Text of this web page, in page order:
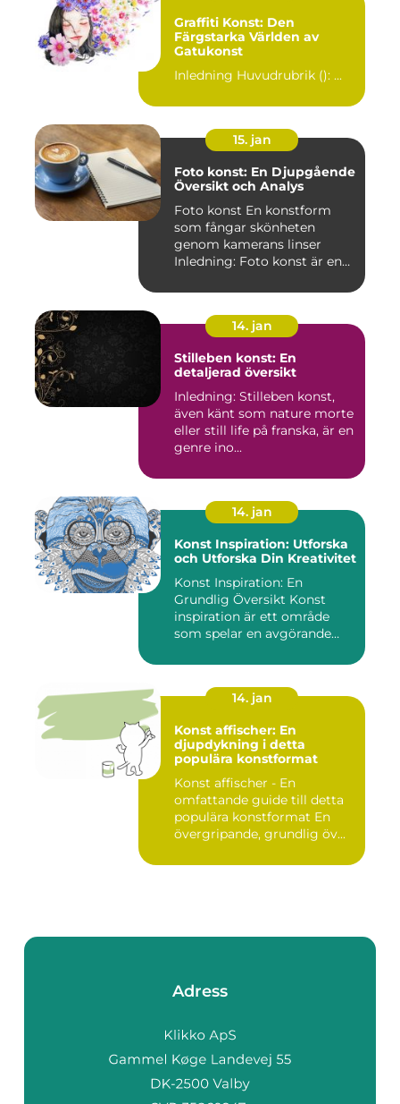
Graffiti Konst: Den
Färgstarka Världen av
Gatukonst
Inledning Huvudrubrik (): ...
15. jan
Foto konst: En Djupgående
Översikt och Analys
Foto konst En konstform
som fångar skönheten
genom kamerans linser
Inledning: Foto konst är en
14. jan
Stilleben konst: En
detaljerad översikt
Inledning: Stilleben konst,
även känt som nature morte
eller still life på franska, är en
genre ino...
14. jan
Konst Inspiration: Utforska
och Utforska Din Kreativitet
Konst Inspiration: En
Grundlig Översikt Konst
inspiration är ett område
som spelar en avgörande
14. jan
Konst affischer: En
djupdykning i detta
populära konstformat
Konst affischer - En
omfattande guide till detta
populära konstformat En
övergripande, grundlig öv...
Adress